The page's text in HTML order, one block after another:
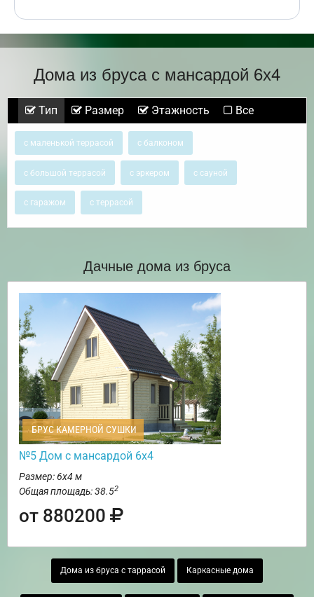
Дома из бруса с мансардой 6х4
Тип Размер Этажность Все
с маленькой террасой с балконом
с большой террасой с эркером с сауной
с гаражом с террасой
Дачные дома из бруса
БРУС КАМЕРНОЙ СУШКИ
№5 Дом с мансардой 6х4
Размер: 6х4 м
Общая площадь: 38.52
от 880200
Дома из бруса с таррасой Каркасные дома